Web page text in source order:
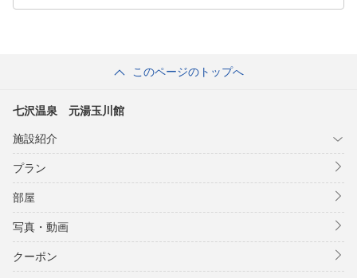
このページのトップへ
七沢温泉 元湯玉川館
施設紹介
プラン
部屋
写真・動画
クーポン